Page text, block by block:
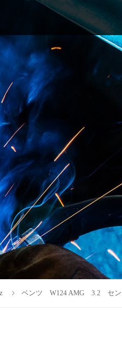
ベンツ W124 AMG 3.2 セン